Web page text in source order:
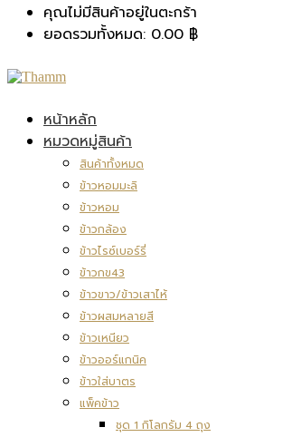
คุณไม่มีสินค้าอยู่ในตะกร้า
ยอดรวมทั้งหมด: 0.00 ฿
หน้าหลัก
หมวดหมู่สินค้า
สินค้าทั้งหมด
ข้าวหอมมะลิ
ข้าวหอม
ข้าวกล้อง
ข้าวไรซ์เบอร์รี่
ข้าวกข43
ข้าวขาว/ข้าวเสาไห้
ข้าวผสมหลายสี
ข้าวเหนียว
ข้าวออร์แกนิค
ข้าวใส่บาตร
แพ็คข้าว
ชุด 1 กิโลกรัม 4 ถุง